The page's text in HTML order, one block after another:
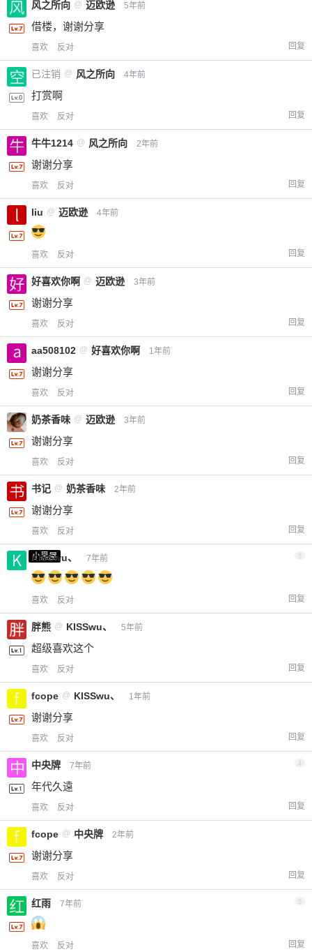
风之所向 @ 迈欧逊 5年前
借楼，谢谢分享
喜欢 反对 回复
已注销 @ 风之所向 4年前
打赏啊
喜欢 反对 回复
牛牛1214 @ 风之所向 2年前
谢谢分享
喜欢 反对 回复
liu @ 迈欧逊 4年前
喜欢 反对 回复
好喜欢你啊 @ 迈欧逊 3年前
谢谢分享
喜欢 反对 回复
aa508102 @ 好喜欢你啊 1年前
谢谢分享
喜欢 反对 回复
奶茶香味 @ 迈欧逊 3年前
谢谢分享
喜欢 反对 回复
书记 @ 奶茶香味 2年前
谢谢分享
喜欢 反对 回复
小黑屋
KISSwu、 7年前 3
喜欢 反对 回复
胖熊 @ KISSwu、 5年前
超级喜欢这个
喜欢 反对 回复
fcope @ KISSwu、 1年前
谢谢分享
喜欢 反对 回复
中央牌 7年前 4
年代久遠
喜欢 反对 回复
fcope @ 中央牌 2年前
谢谢分享
喜欢 反对 回复
红雨 7年前 5
喜欢 反对 回复